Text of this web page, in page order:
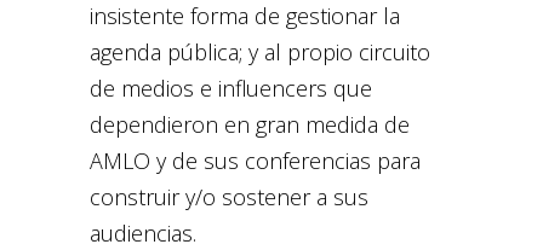
insistente forma de gestionar la
agenda pública; y al propio circuito
de medios e influencers que
dependieron en gran medida de
AMLO y de sus conferencias para
construir y/o sostener a sus
audiencias.